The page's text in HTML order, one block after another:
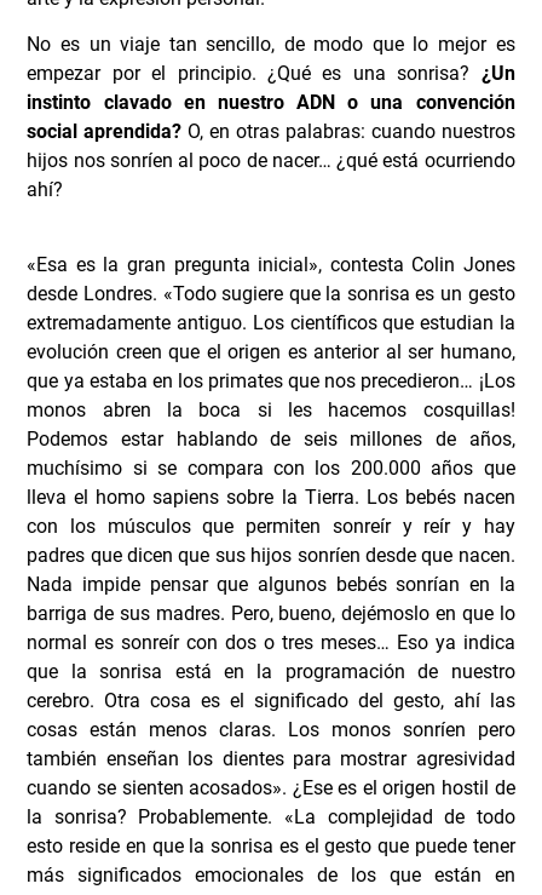
No es un viaje tan sencillo, de modo que lo mejor es
empezar por el principio. ¿Qué es una sonrisa? ¿Un
instinto clavado en nuestro ADN o una convención
social aprendida? O, en otras palabras: cuando nuestros
hijos nos sonríen al poco de nacer… ¿qué está ocurriendo
ahí?
«Esa es la gran pregunta inicial», contesta Colin Jones
desde Londres. «Todo sugiere que la sonrisa es un gesto
extremadamente antiguo. Los científicos que estudian la
evolución creen que el origen es anterior al ser humano,
que ya estaba en los primates que nos precedieron… ¡Los
monos abren la boca si les hacemos cosquillas!
Podemos estar hablando de seis millones de años,
muchísimo si se compara con los 200.000 años que
lleva el homo sapiens sobre la Tierra. Los bebés nacen
con los músculos que permiten sonreír y reír y hay
padres que dicen que sus hijos sonríen desde que nacen.
Nada impide pensar que algunos bebés sonrían en la
barriga de sus madres. Pero, bueno, dejémoslo en que lo
normal es sonreír con dos o tres meses… Eso ya indica
que la sonrisa está en la programación de nuestro
cerebro. Otra cosa es el significado del gesto, ahí las
cosas están menos claras. Los monos sonríen pero
también enseñan los dientes para mostrar agresividad
cuando se sienten acosados». ¿Ese es el origen hostil de
la sonrisa? Probablemente. «La complejidad de todo
esto reside en que la sonrisa es el gesto que puede tener
más significados emocionales de los que están en